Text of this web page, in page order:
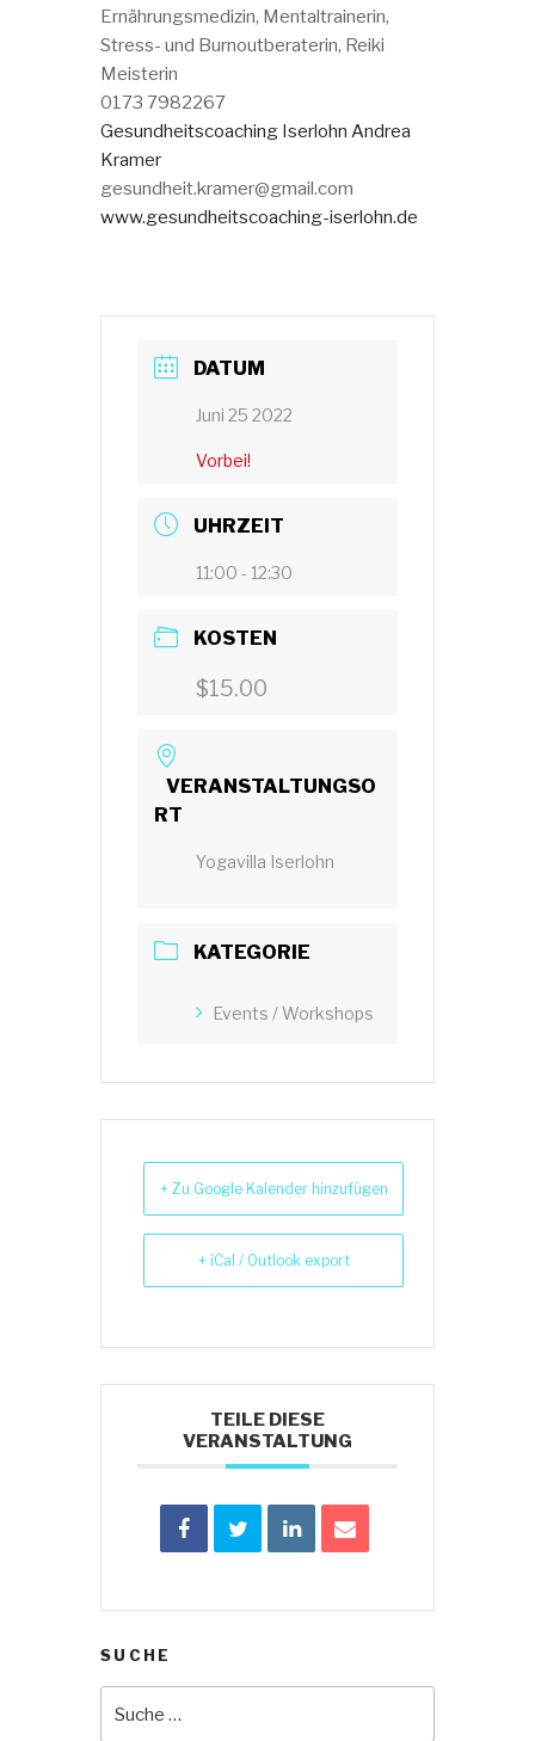
Ernährungsmedizin, Mentaltrainerin,
Stress- und Burnoutberaterin, Reiki
Meisterin
0173 7982267
Gesundheitscoaching Iserlohn Andrea
Kramer
gesundheit.kramer@gmail.com
www.gesundheitscoaching-iserlohn.de
DATUM
Juni 25 2022
Vorbei!
UHRZEIT
11:00 - 12:30
KOSTEN
$15.00
VERANSTALTUNGSO
RT
Yogavilla Iserlohn
KATEGORIE
Events / Workshops
+ Zu Google Kalender hinzufügen
+ iCal / Outlook export
TEILE DIESE
VERANSTALTUNG
SUCHE